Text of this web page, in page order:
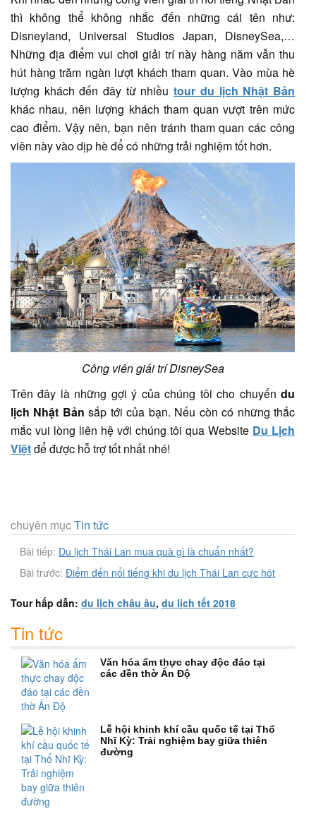
thì không thể không nhắc đến những cái tên như:
Disneyland, Universal Studios Japan, DisneySea,…
Những địa điểm vui chơi giải trí này hàng năm vẫn thu
hút hàng trăm ngàn lượt khách tham quan. Vào mùa hè
lượng khách đến đây từ nhiềutour du lịch Nhật Bản
khác nhau, nên lượng khách tham quan vượt trên mức
cao điểm. Vậy nên, bạn nên tránh tham quan các công
viên này vào dịp hè để có những trải nghiệm tốt hơn.
Công viên giải trí DisneySea
Trên đây là những gợi ý của chúng tôi cho chuyến du
lịch Nhật Bản sắp tới của bạn. Nếu còn có những thắc
mắc vui lòng liên hệ với chúng tôi qua Website Du Lịch
Việtđể được hỗ trợ tốt nhất nhé!
chuyên mụcTin tức
Bài tiếp: Du lịch Thái Lan mua quà gì là chuẩn nhất?
Bài trước: Điểm đến nổi tiếng khi du lịch Thái Lan cực hót
Tour hấp dẫn: du lịch châu âu, du lịch tết 2018
Tin tức
Văn hóa ẩm thực chay độc đáo tại
các đền thờ Ấn Độ
Lễ hội khinh khí cầu quốc tế tại Thổ
Nhĩ Kỳ: Trải nghiệm bay giữa thiên
đường